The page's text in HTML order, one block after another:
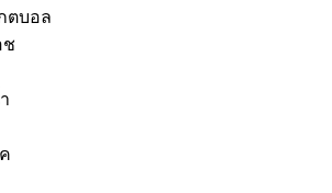
ตบอล
ช